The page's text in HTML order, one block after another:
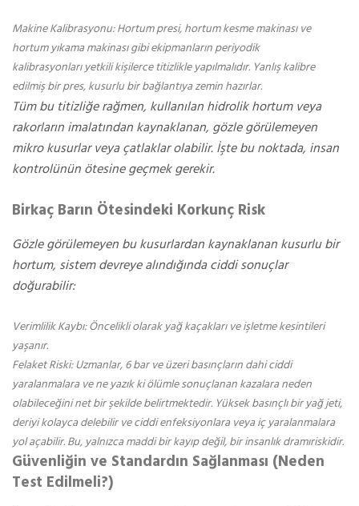
Makine Kalibrasyonu: Hortum presi, hortum kesme makinası ve
hortum yıkama makinası gibi ekipmanların periyodik
kalibrasyonları yetkili kişilerce titizlikle yapılmalıdır. Yanlış kalibre
edilmiş bir pres, kusurlu bir bağlantıya zemin hazırlar.
Tüm bu titizliğe rağmen, kullanılan hidrolik hortum veya
rakorların imalatından kaynaklanan, gözle görülemeyen
mikro kusurlar veya çatlaklar olabilir. İşte bu noktada, insan
kontrolünün ötesine geçmek gerekir.
Birkaç Barın Ötesindeki Korkunç Risk
Gözle görülemeyen bu kusurlardan kaynaklanan kusurlu bir
hortum, sistem devreye alındığında ciddi sonuçlar
doğurabilir:
Verimlilik Kaybı: Öncelikli olarak yağ kaçakları ve işletme kesintileri
yaşanır.
Felaket Riski: Uzmanlar, 6 bar ve üzeri basınçların dahi ciddi
yaralanmalara ve ne yazık ki ölümle sonuçlanan kazalara neden
olabileceğini net bir şekilde belirtmektedir. Yüksek basınçlı bir yağ jeti,
deriyi kolayca delebilir ve ciddi enfeksiyonlara veya iç yaralanmalara
yol açabilir. Bu, yalnızca maddi bir kayıp değil, bir insanlık dramıriskidir.
Güvenliğin ve Standardın Sağlanması (Neden
Test Edilmeli?)